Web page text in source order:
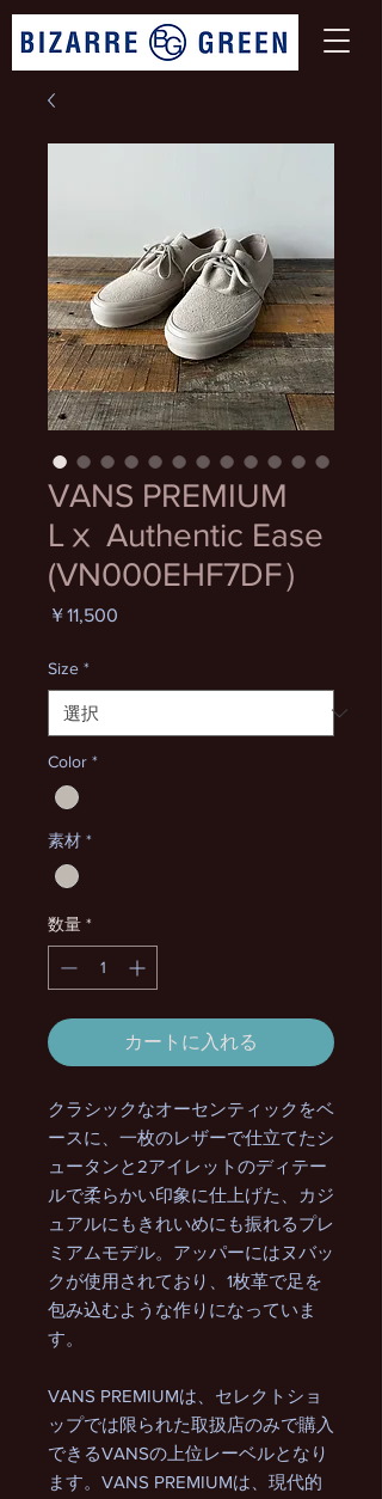
VANS PREMIUM
Lⅹ Authentic Ease
(VN000EHF7DF）
￥11,500
Size *
Color *
素材 *
数量 *
カートに入れる
クラシックなオーセンティックをベ
ースに、一枚のレザーで仕立てたシ
ュータンと2アイレットのディテー
ルで柔らかい印象に仕上げた、カジ
ュアルにもきれいめにも振れるプレ
ミアムモデル。アッパーにはヌバッ
クが使用されており、1枚革で足を
包み込むような作りになっていま
す。
VANS PREMIUMは、セレクトショ
ップでは限られた取扱店のみで購入
できるVANSの上位レーベルとなり
ます。VANS PREMIUMは、現代的